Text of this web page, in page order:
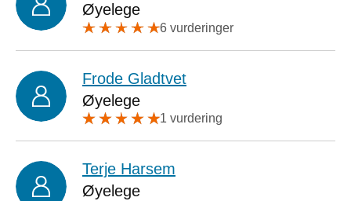
Øyelege
6 vurderinger
Frode Gladtvet
Øyelege
1 vurdering
Terje Harsem
Øyelege